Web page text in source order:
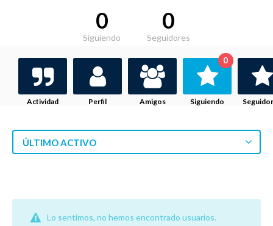
0
Siguiendo
0
Seguidores
Actividad Perfil Amigos Siguiendo
0
ÚLTIMO ACTIVO
Lo sentimos, no hemos encontrado usuarios.